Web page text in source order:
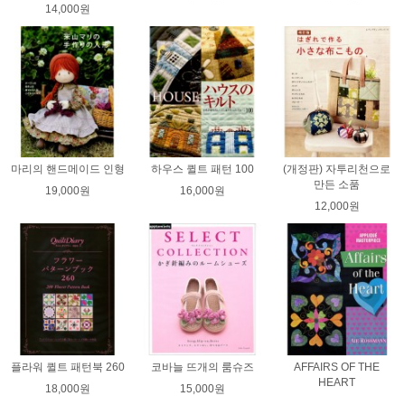
14,000원
마리의 핸드메이드 인형
19,000원
하우스 퀼트 패턴 100
16,000원
(개정판) 자투리천으로
만든 소품
12,000원
플라워 퀼트 패턴북 260
18,000원
코바늘 뜨개의 룸슈즈
15,000원
AFFAIRS OF THE
HEART